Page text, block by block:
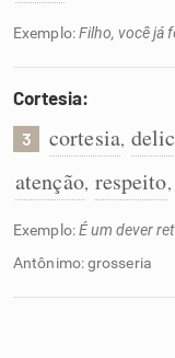
Sinônimos
Exemplo:Filho, você já
Cortesia:
3 cortesia,
atenção, respeito,
Exemplo:É um dever
Antônimo: grosseria